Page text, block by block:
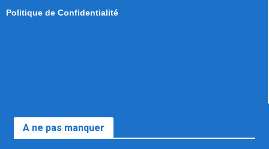
Politique de Confidentialité
A ne pas manquer